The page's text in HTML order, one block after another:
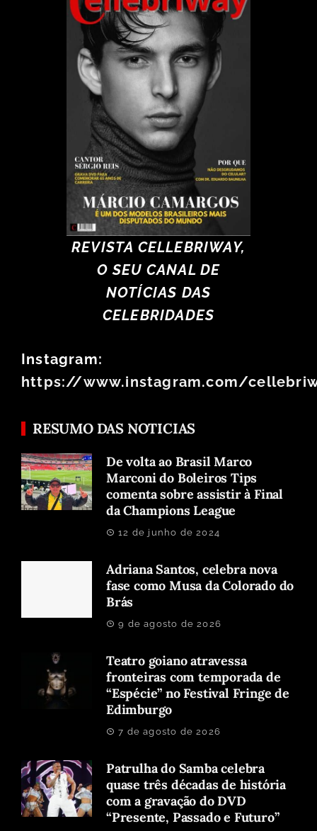
REVISTA CELLEBRIWAY,
O SEU CANAL DE
NOTÍCIAS DAS
CELEBRIDADES
Instagram:
https://www.instagram.com/
RESUMO DAS NOTICIAS
De volta ao Brasil Marco
Marconi do Boleiros Tips
comenta sobre assistir à Final
da Champions League
12 de junho de 2024
Adriana Santos, celebra nova
fase como Musa da Colorado do
Brás
9 de agosto de 2026
Teatro goiano atravessa
fronteiras com temporada de
“Espécie” no Festival Fringe de
Edimburgo
7 de agosto de 2026
Patrulha do Samba celebra
quase três décadas de história
com a gravação do DVD
“Presente, Passado e Futuro”